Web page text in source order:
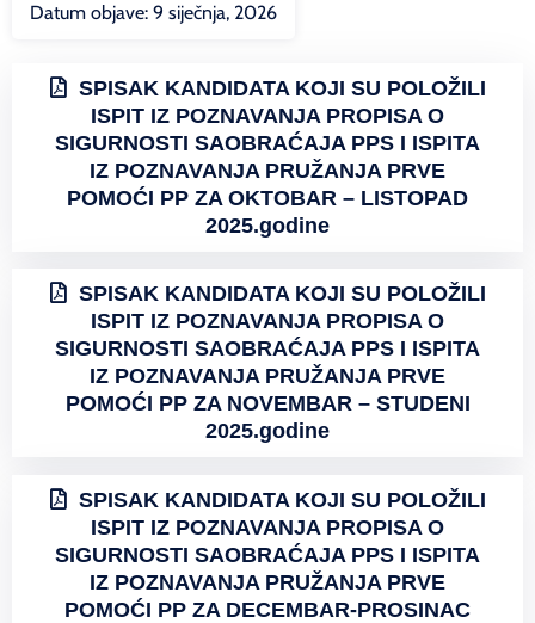
Datum objave: 9 siječnja, 2026
SPISAK KANDIDATA KOJI SU POLOŽILI
ISPIT IZ POZNAVANJA PROPISA O
SIGURNOSTI SAOBRAĆAJA PPS I ISPITA
IZ POZNAVANJA PRUŽANJA PRVE
POMOĆI PP ZA OKTOBAR – LISTOPAD
2025.godine
SPISAK KANDIDATA KOJI SU POLOŽILI
ISPIT IZ POZNAVANJA PROPISA O
SIGURNOSTI SAOBRAĆAJA PPS I ISPITA
IZ POZNAVANJA PRUŽANJA PRVE
POMOĆI PP ZA NOVEMBAR – STUDENI
2025.godine
SPISAK KANDIDATA KOJI SU POLOŽILI
ISPIT IZ POZNAVANJA PROPISA O
SIGURNOSTI SAOBRAĆAJA PPS I ISPITA
IZ POZNAVANJA PRUŽANJA PRVE
POMOĆI PP ZA DECEMBAR-PROSINAC